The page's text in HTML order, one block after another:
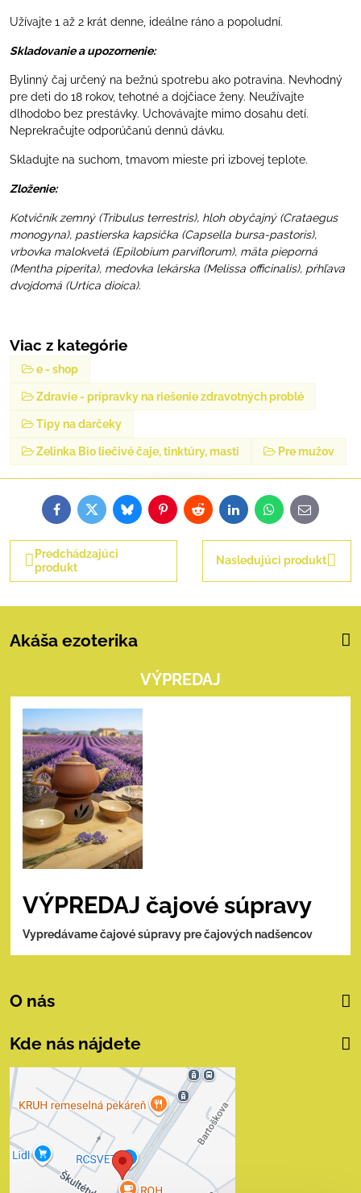
Užívajte 1 až 2 krát denne, ideálne ráno a popoludní.
Skladovanie a upozornenie:
Bylinný čaj určený na bežnú spotrebu ako potravina. Nevhodný
pre deti do 18 rokov, tehotné a dojčiace ženy. Neužívajte
dlhodobo bez prestávky. Uchovávajte mimo dosahu detí.
Neprekračujte odporúčanú dennú dávku.
Skladujte na suchom, tmavom mieste pri izbovej teplote.
Zloženie:
Kotvičník zemný (Tribulus terrestris), hloh obyčajný (Crataegus
monogyna), pastierska kapsička (Capsella bursa-pastoris),
vrbovka malokvetá (Epilobium parviflorum), mäta pieporná
(Mentha piperita), medovka lekárska (Melissa officinalis), pŕhľava
dvojdomá (Urtica dioica).
Viac z kategórie
e - shop
Zdravie - prípravky na riešenie zdravotných problé
Tipy na darčeky
Zelinka Bio liečivé čaje, tinktúry, masti Pre mužov
FacebookTwitterBlueskyPinterestRedditLinkedInWhatsApp
E-
mail
Predchádzajúci
produkt
Nasledujúci produkt
Akáša ezoterika
VÝPREDAJ
VÝPREDAJ čajové súpravy
Vypredávame čajové súpravy pre čajových nadšencov
O nás
Kde nás nájdete
Externý obsah je
blokovaný Voľbami
súkromia
Prajete si načítať externý obsah?